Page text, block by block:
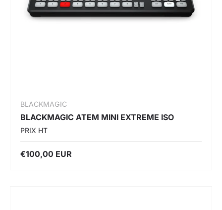
BLACKMAGIC
BLACKMAGIC ATEM MINI EXTREME ISO
PRIX HT
€100,00 EUR